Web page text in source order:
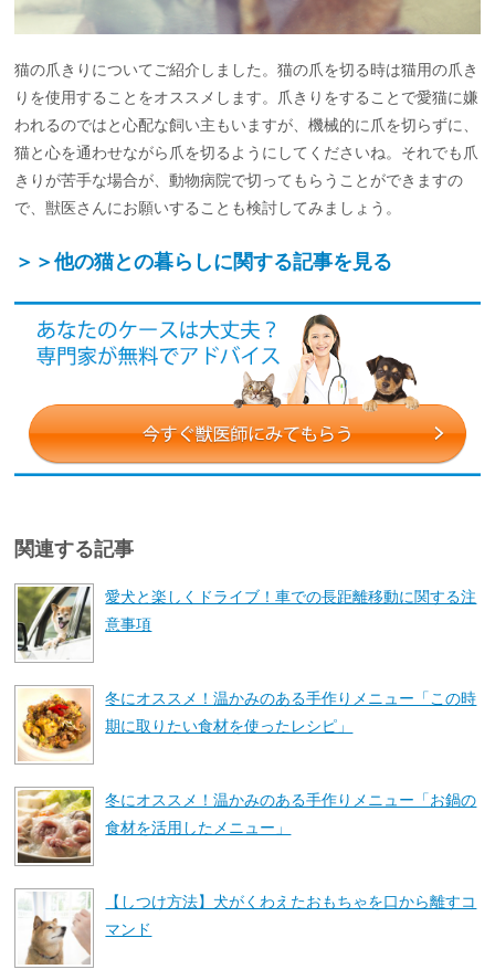
猫の爪きりについてご紹介しました。猫の爪を切る時は猫用の爪き
りを使用することをオススメします。爪きりをすることで愛猫に嫌
われるのではと心配な飼い主もいますが、機械的に爪を切らずに、
猫と心を通わせながら爪を切るようにしてくださいね。それでも爪
きりが苦手な場合が、動物病院で切ってもらうことができますの
で、獣医さんにお願いすることも検討してみましょう。
＞＞他の猫との暮らしに関する記事を見る
関連する記事
愛犬と楽しくドライブ！車での長距離移動に関する注
意事項
冬にオススメ！温かみのある手作りメニュー「この時
期に取りたい食材を使ったレシピ」
冬にオススメ！温かみのある手作りメニュー「お鍋の
食材を活用したメニュー」
【しつけ方法】犬がくわえたおもちゃを口から離すコ
マンド